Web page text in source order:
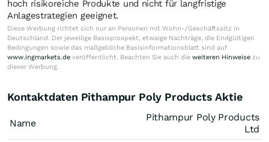
hoch risikoreiche Produkte und nicht für langfristige
Anlagestrategien geeignet.
Diese Werbung richtet sich nur an Personen mit Wohn-/Geschäftssitz in
Deutschland. Der jeweilige Basisprospekt, etwaige Nachträge, die Endgültigen
Bedingungen sowie das maßgebliche Basisinformationsblatt sind auf
www.ingmarkets.de veröffentlicht. Beachten Sie auch die weiteren Hinweise zu
dieser Werbung.
Kontaktdaten Pithampur Poly Products Aktie
Name
Pithampur Poly Products
Ltd